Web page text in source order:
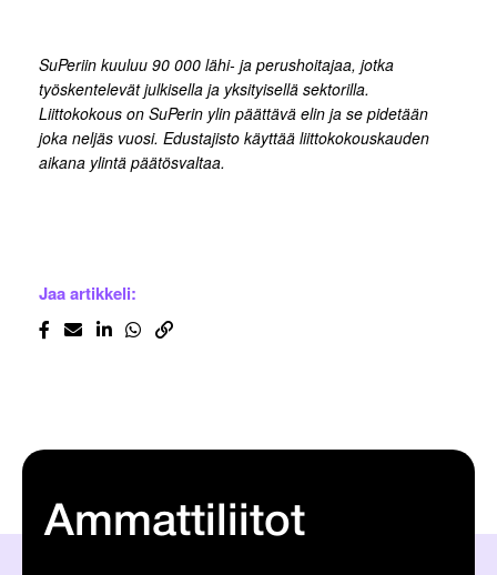
SuPeriin kuuluu 90 000 lähi- ja perushoitajaa, jotka
työskentelevät julkisella ja yksityisellä sektorilla.
Liittokokous on SuPerin ylin päättävä elin ja se pidetään
joka neljäs vuosi. Edustajisto käyttää liittokokouskauden
aikana ylintä päätösvaltaa.
Jaa artikkeli:
Ammattiliitot